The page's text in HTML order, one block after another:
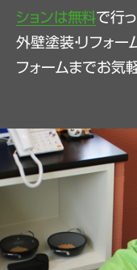
ションは無料で行
外壁塗装・リフォ
フォームまでお気